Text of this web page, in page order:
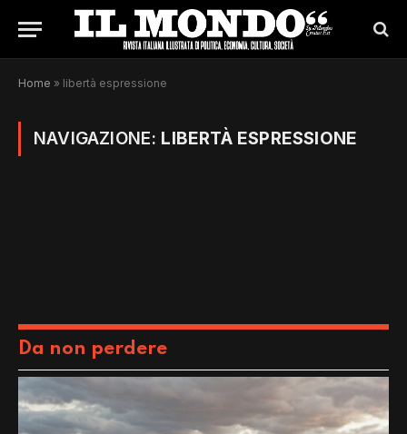
Home » libertà espressione
NAVIGAZIONE: LIBERTÀ ESPRESSIONE
Da non perdere